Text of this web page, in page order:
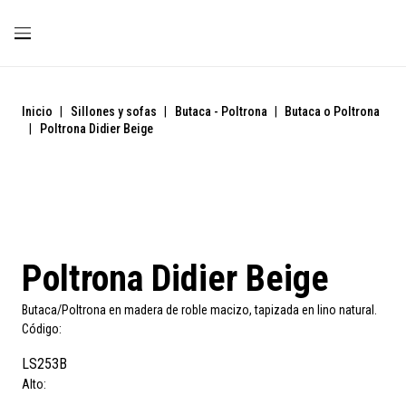
Inicio Sillones y sofas Butaca - Poltrona
Butaca o Poltrona
Poltrona Didier Beige
Poltrona Didier Beige
Butaca/Poltrona en madera de roble macizo, tapizada en lino natural.
Código:
LS253B
Alto: